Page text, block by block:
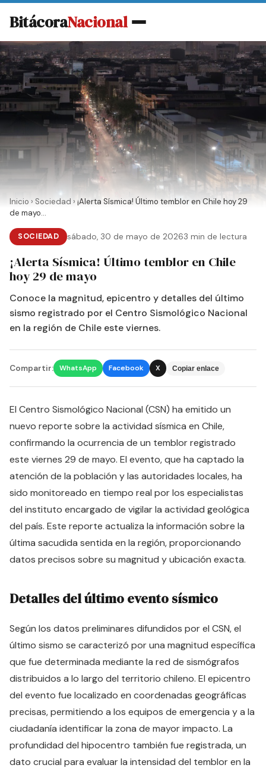
BitácoraNacional
Inicio › Sociedad › ¡Alerta Sísmica! Último temblor en Chile hoy 29
de mayo...
SOCIEDAD sábado, 30 de mayo de 20263 min de lectura
¡Alerta Sísmica! Último temblor en Chile
hoy 29 de mayo
Conoce la magnitud, epicentro y detalles del último
sismo registrado por el Centro Sismológico Nacional
en la región de Chile este viernes.
Compartir: WhatsApp Facebook X Copiar enlace
El Centro Sismológico Nacional (CSN) ha emitido un
nuevo reporte sobre la actividad sísmica en Chile,
confirmando la ocurrencia de un temblor registrado
este viernes 29 de mayo. El evento, que ha captado la
atención de la población y las autoridades locales, ha
sido monitoreado en tiempo real por los especialistas
del instituto encargado de vigilar la actividad geológica
del país. Este reporte actualiza la información sobre la
última sacudida sentida en la región, proporcionando
datos precisos sobre su magnitud y ubicación exacta.
Detalles del último evento sísmico
Según los datos preliminares difundidos por el CSN, el
último sismo se caracterizó por una magnitud específica
que fue determinada mediante la red de sismógrafos
distribuidos a lo largo del territorio chileno. El epicentro
del evento fue localizado en coordenadas geográficas
precisas, permitiendo a los equipos de emergencia y a la
ciudadanía identificar la zona de mayor impacto. La
profundidad del hipocentro también fue registrada, un
dato crucial para evaluar la intensidad del temblor en la